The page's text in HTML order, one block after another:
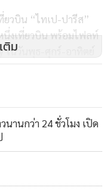
ยวบิน “ไทเป-ปารีส”
นึ่งเที่ยวบิน พร้อมไฟลท์
ในวันพุธ-ศุกร์-อาทิตย์
สำหรับเส้นทางโดฮา –
ครื่องบิน Boeing 777
ติม
านกว่า 24 ชั่วโมง เปิด